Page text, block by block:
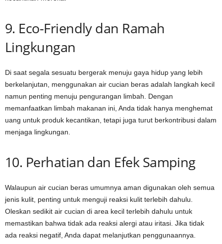
9. Eco-Friendly dan Ramah
Lingkungan
Di saat segala sesuatu bergerak menuju gaya hidup yang lebih
berkelanjutan, menggunakan air cucian beras adalah langkah kecil
namun penting menuju pengurangan limbah. Dengan
memanfaatkan limbah makanan ini, Anda tidak hanya menghemat
uang untuk produk kecantikan, tetapi juga turut berkontribusi dalam
menjaga lingkungan.
10. Perhatian dan Efek Samping
Walaupun air cucian beras umumnya aman digunakan oleh semua
jenis kulit, penting untuk menguji reaksi kulit terlebih dahulu.
Oleskan sedikit air cucian di area kecil terlebih dahulu untuk
memastikan bahwa tidak ada reaksi alergi atau iritasi. Jika tidak
ada reaksi negatif, Anda dapat melanjutkan penggunaannya.